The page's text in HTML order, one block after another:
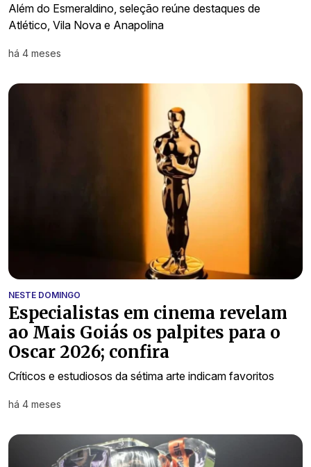
Além do Esmeraldino, seleção reúne destaques de
Atlético, Vila Nova e Anapolina
há 4 meses
NESTE DOMINGO
Especialistas em cinema revelam
ao Mais Goiás os palpites para o
Oscar 2026; confira
Críticos e estudiosos da sétima arte indicam favoritos
há 4 meses